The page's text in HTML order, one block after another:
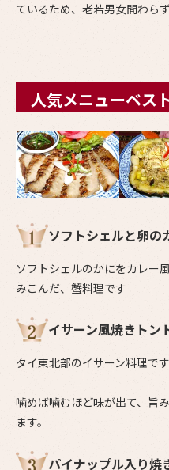
ているため、老若男女間わら
人気メニューベス
ソフトシェルと卵の
ソフトシェルのかにをカレー
みこんだ、蟹料理です
イサーン風焼きトン
タイ東北部のイサーン料理で
噛めば噛むほど味が出て、旨
ます。
パイナップル入り焼